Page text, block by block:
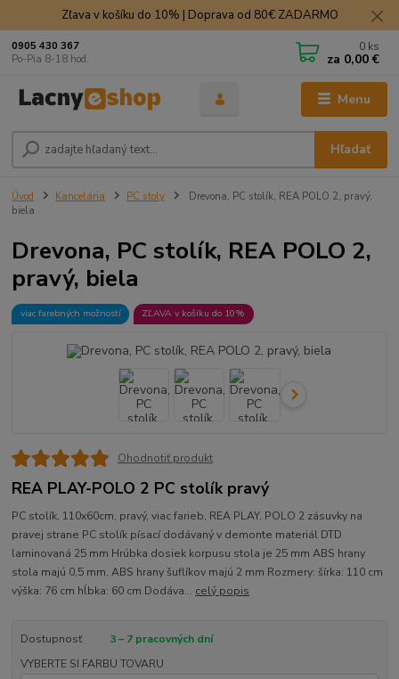
Zľava v košíku do 10% | Doprava od 80€ ZADARMO
Menu
Hľadať
0905 430 367
Po-Pia 8-18 hod.
0 ks
za 0,00 €
Úvod Kancelária PC stoly
Drevona, PC stolík, REA POLO 2, pravý,
biela
Drevona, PC stolík, REA POLO 2,
pravý, biela
viac farebných možností ZĽAVA v košíku do 10%
Ohodnotiť produkt
REA PLAY-POLO 2 PC stolík pravý
PC stolík, 110x60cm, pravý, viac farieb, REA PLAY, POLO 2 zásuvky na
pravej strane PC stolík písací dodávaný v demonte materiál DTD
laminovaná 25 mm Hrúbka dosiek korpusu stola je 25 mm ABS hrany
stola majú 0,5 mm, ABS hrany šuflíkov majú 2 mm Rozmery: šírka: 110 cm
výška: 76 cm hĺbka: 60 cm Dodáva... celý popis
Dostupnosť
3 – 7 pracovných dní
VYBERTE SI FARBU TOVARU